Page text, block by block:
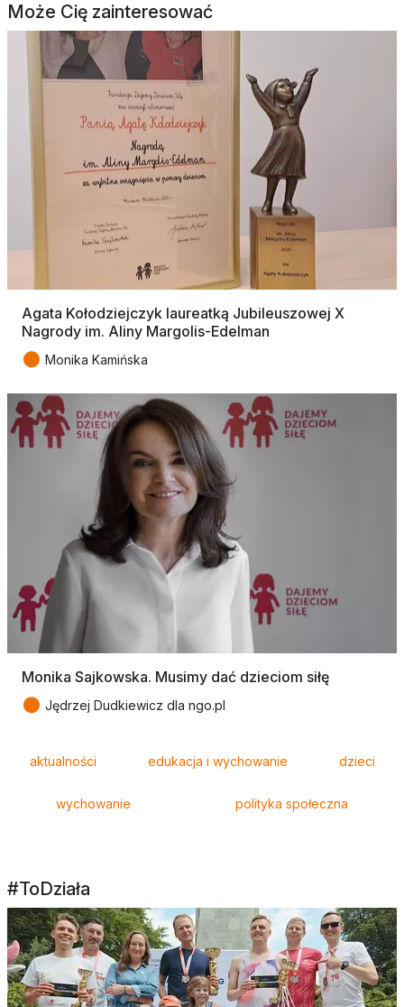
Może Cię zainteresować
Agata Kołodziejczyk laureatką Jubileuszowej X
Nagrody im. Aliny Margolis-Edelman
● Monika Kamińska
Monika Sajkowska. Musimy dać dzieciom siłę
● Jędrzej Dudkiewicz dla ngo.pl
aktualności edukacja i wychowanie dzieci
wychowanie polityka społeczna
#ToDziała